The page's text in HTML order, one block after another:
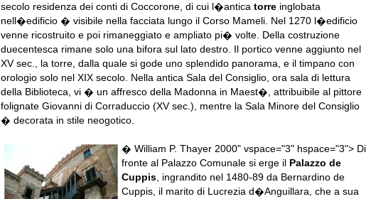
secolo residenza dei conti di Coccorone, di cui l�antica torre inglobata
nell�edificio � visibile nella facciata lungo il Corso Mameli. Nel 1270 l�edificio
venne ricostruito e poi rimaneggiato e ampliato pi� volte. Della costruzione
duecentesca rimane solo una bifora sul lato destro. Il portico venne aggiunto nel
XV sec., la torre, dalla quale si gode uno splendido panorama, e il timpano con
orologio solo nel XIX secolo. Nella antica Sala del Consiglio, ora sala di lettura
della Biblioteca, vi � un affresco della Madonna in Maest�, attribuibile al pittore
folignate Giovanni di Corraduccio (XV sec.), mentre la Sala Minore del Consiglio
� decorata in stile neogotico.
� William P. Thayer 2000" vspace="3" hspace="3"> Di
fronte al Palazzo Comunale si erge il
Palazzo de
Cuppis , ingrandito nel 1480-89 da Bernardino de
Cuppis, il marito di Lucrezia d�Anguillara, che a sua